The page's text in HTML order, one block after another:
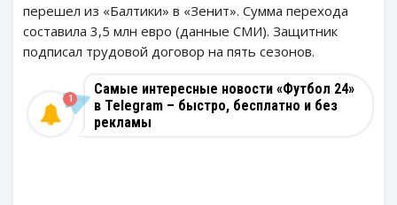
перешел из «Балтики» в «Зенит». Сумма перехода
составила 3,5 млн евро (данные СМИ). Защитник
подписал трудовой договор на пять сезонов.
Самые интересные новости «Футбол 24»
в Telegram – быстро, бесплатно и без
рекламы
1